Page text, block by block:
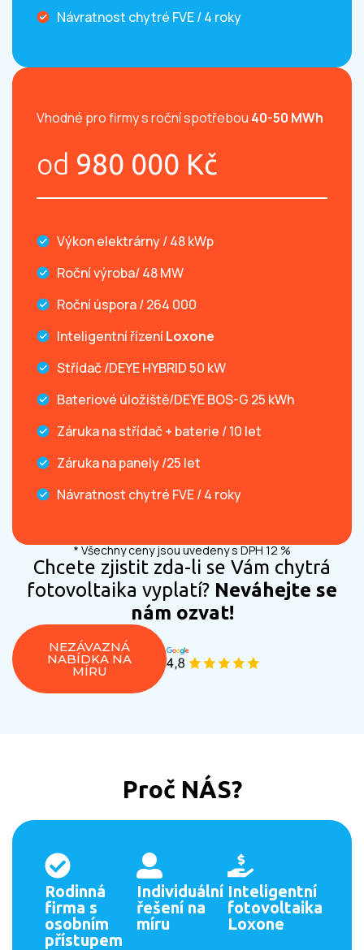
Návratnost chytré FVE / 4 roky
Vhodné pro firmy s roční spotřebou 40-50 MWh
od 980 000 Kč
Výkon elektrárny / 48 kWp
Roční výroba/ 48 MW
Roční úspora / 264 000
Inteligentní řízeníLoxone
Střídač /DEYE HYBRID 50 kW
Bateriové úložiště/DEYE BOS-G 25 kWh
Záruka na střídač + baterie / 10 let
Záruka na panely /25 let
Návratnost chytré FVE / 4 roky
* Všechny ceny jsou uvedeny s DPH 12 %
Chcete zjistit zda-li se Vám chytrá
fotovoltaika vyplatí? Neváhejte se
nám ozvat!
NEZÁVAZNÁ
NABÍDKA NA
MÍRU
Proč NÁS?
Rodinná
firma s
osobním
přístupem
Individuální
řešení na
míru
Inteligentní
fotovoltaika
Loxone